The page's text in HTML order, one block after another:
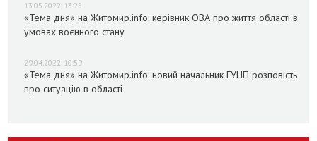
13.05.2022, 13:25
«Тема дня» на Житомир.info: керівник ОВА про життя області в
умовах воєнного стану
29.04.2022, 10:59
«Тема дня» на Житомир.info: новий начальник ГУНП розповість
про ситуацію в області